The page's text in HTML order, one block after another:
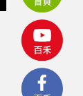
奈米技術